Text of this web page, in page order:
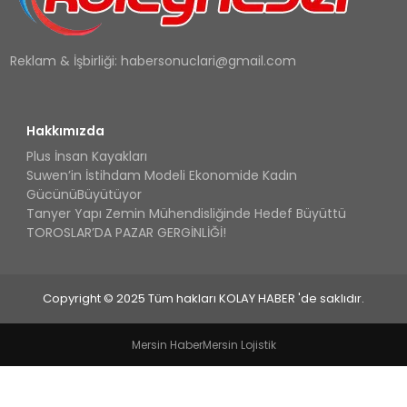
Reklam & İşbirliği: habersonuclari@gmail.com
Hakkımızda
Plus İnsan Kayakları
Suwen’in İstihdam Modeli Ekonomide Kadın
GücünüBüyütüyor
Tanyer Yapı Zemin Mühendisliğinde Hedef Büyüttü
TOROSLAR’DA PAZAR GERGİNLİĞİ!
Copyright © 2025 Tüm hakları KOLAY HABER 'de saklıdır.
Mersin HaberMersin Lojistik